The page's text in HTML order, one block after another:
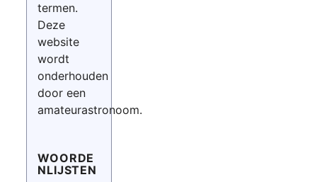
termen.
Deze
website
wordt
onderhouden
door een
amateurastronoom.
WOORDE
NLIJSTEN